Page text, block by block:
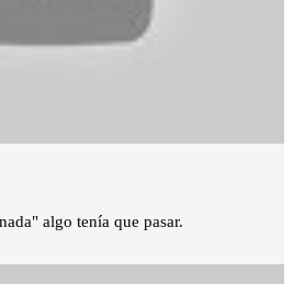
algo tenía que pasar.